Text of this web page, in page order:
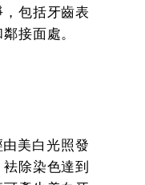
包括牙齒表
接面處。
美白光照發
除染色達到